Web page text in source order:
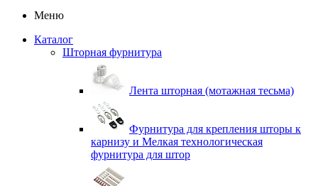
Меню
Каталог
Шторная фурнитура
Лента шторная (мотажная тесьма)
Фурнитура для крепления шторы к
карнизу и Мелкая технологическая
фурнитура для штор